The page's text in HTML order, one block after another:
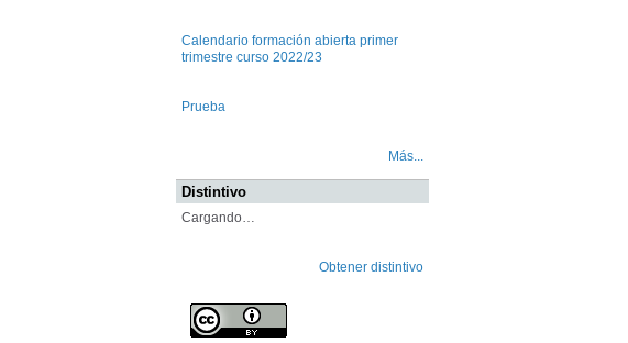
Calendario formación abierta primer
trimestre curso 2022/23
Prueba
Más...
Distintivo
Cargando…
Obtener distintivo